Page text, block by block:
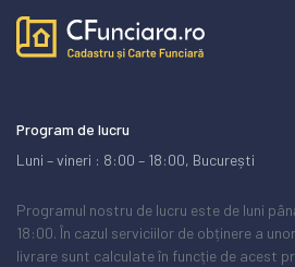
Program de lucru
Luni – vineri : 8:00 – 18:00, București
Programul nostru de lucru este de luni
18:00. În cazul serviciilor de obținere a
livrare sunt calculate în funcție de acest